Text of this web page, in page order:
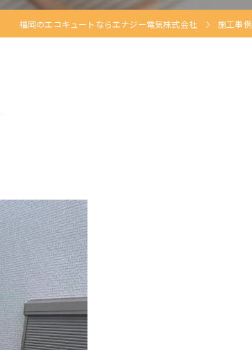
福岡のエコキュートならエナジー電気株式会社 施工事例